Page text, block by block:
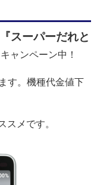
『スーパーだれと
ャンペーン中！
す。機種代金値下
スメです。